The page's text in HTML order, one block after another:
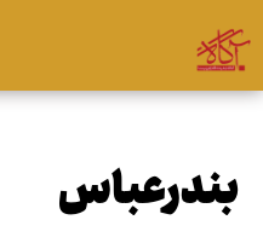
بندرعباس